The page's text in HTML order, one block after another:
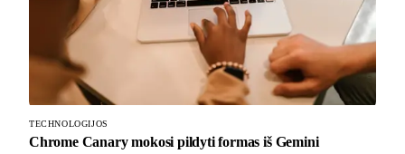
TECHNOLOGIJOS
Chrome Canary mokosi pildyti formas iš Gemini